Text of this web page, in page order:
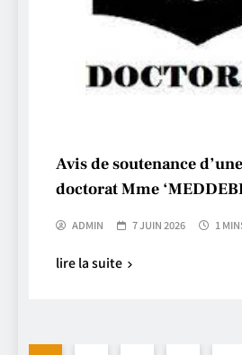
Avis de soutenance
doctorat Mme
ADMIN 7 JUIN 2026 1
lire la suite